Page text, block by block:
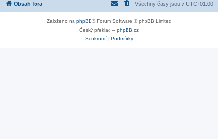
Obsah fóra Všechny časy jsou v UTC+01:00
Založeno na phpBB® Forum Software © phpBB Limited
Český překlad – phpBB.cz
Soukromí| Podmínky